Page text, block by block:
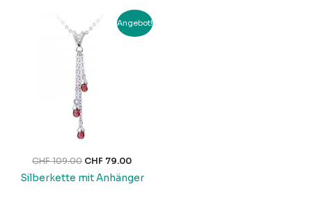
Angebot!
CHF109.00
Ursprünglicher
Preis
CHF 79.00
Aktueller
Preis
Silberkette mit Anhänger